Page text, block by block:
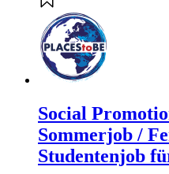
Social
Sommerjob /
Studentenjob